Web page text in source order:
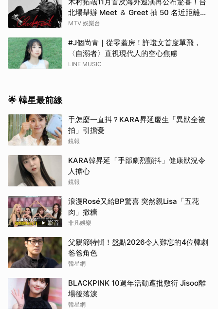
北場舉辦 Meet ＆ Greet 抽 50 名近距離互
動
MTV 娛樂台
#J個尚青｜從零蓋房！許瓊文首度單飛，
〈自溺者〉直視現代人的空心焦慮
LINE MUSIC
🌟 韓星最前線
手怎麼一直抖？KARA昇延慶生「異狀全被
拍」引擔憂
鏡報
KARA韓昇延「手部劇烈顫抖」健康狀況令
人擔心
鏡報
影音
浪漫Rosé又給BP驚喜 突然親Lisa「五花
肉」撒糖
非凡娛樂
父親節特輯！盤點2026令人難忘的4位韓劇
爸爸角色
韓星網
BLACKPINK 10週年活動遭批敷衍 Jisoo離
場後落淚
韓星網